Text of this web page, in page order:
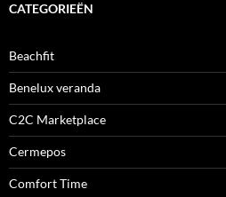
CATEGORIEËN
Beachfit
Benelux veranda
C2C Marketplace
Cermepos
Comfort Time